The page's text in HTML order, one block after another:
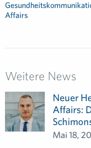
Affairs
Weitere News
Neuer
Affairs:
Mai 18,